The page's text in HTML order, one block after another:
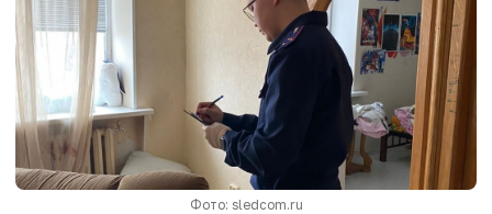
Фото: sledcom.ru